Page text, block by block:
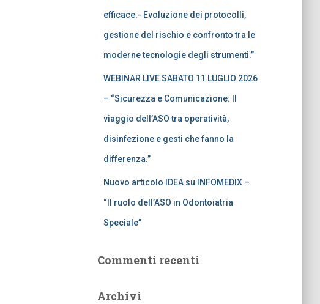
efficace.- Evoluzione dei protocolli,
gestione del rischio e confronto tra le
moderne tecnologie degli strumenti.”
WEBINAR LIVE SABATO 11 LUGLIO 2026
– “Sicurezza e Comunicazione: Il
viaggio dell’ASO tra operatività,
disinfezione e gesti che fanno la
differenza.”
Nuovo articolo IDEA su INFOMEDIX –
“Il ruolo dell’ASO in Odontoiatria
Speciale”
Commenti recenti
Archivi